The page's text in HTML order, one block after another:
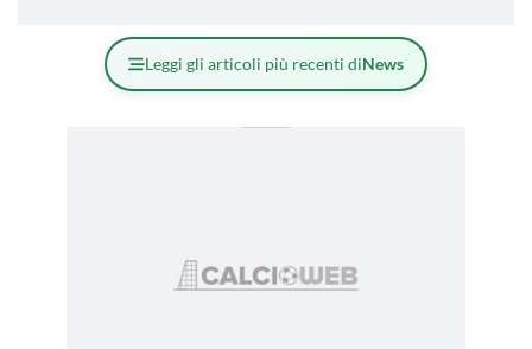
Leggi gli articoli più recenti diNews